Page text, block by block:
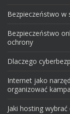
Bezpieczeństwo w
Bezpieczeństwo
ochrony
Dlaczego
Internet jako
organizować
Jaki hosting